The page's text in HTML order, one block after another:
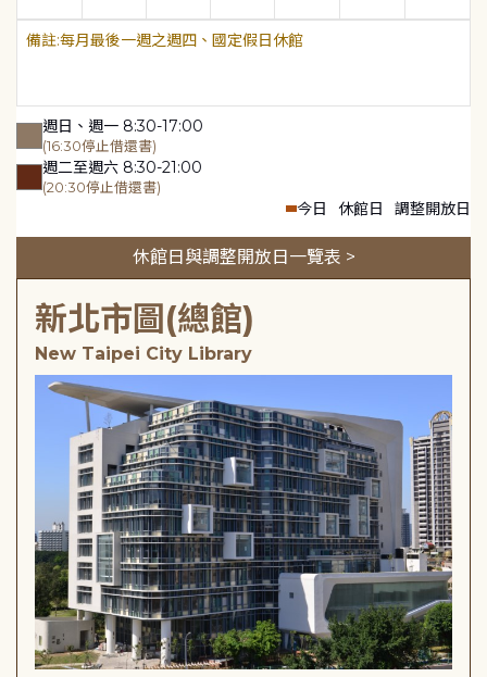
每月最後一週之週四、國定假日休館
週日、週一 8:30-17:00
(16:30停止借還書)
週二至週六 8:30-21:00
(20:30停止借還書)
今日 休館日 調整開放日
休館日與調整開放日一覽表 >
新北市圖(總館)
New Taipei City Library